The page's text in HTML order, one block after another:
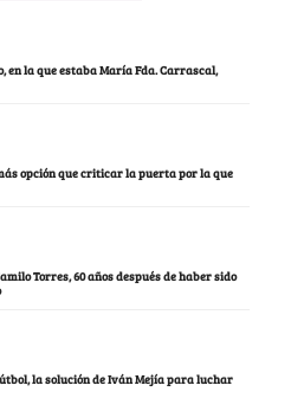
en la que estaba María Fda. Carrascal,
opción que criticar la puerta por la que
Torres, 60 años después de haber sido
la solución de Iván Mejía para luchar